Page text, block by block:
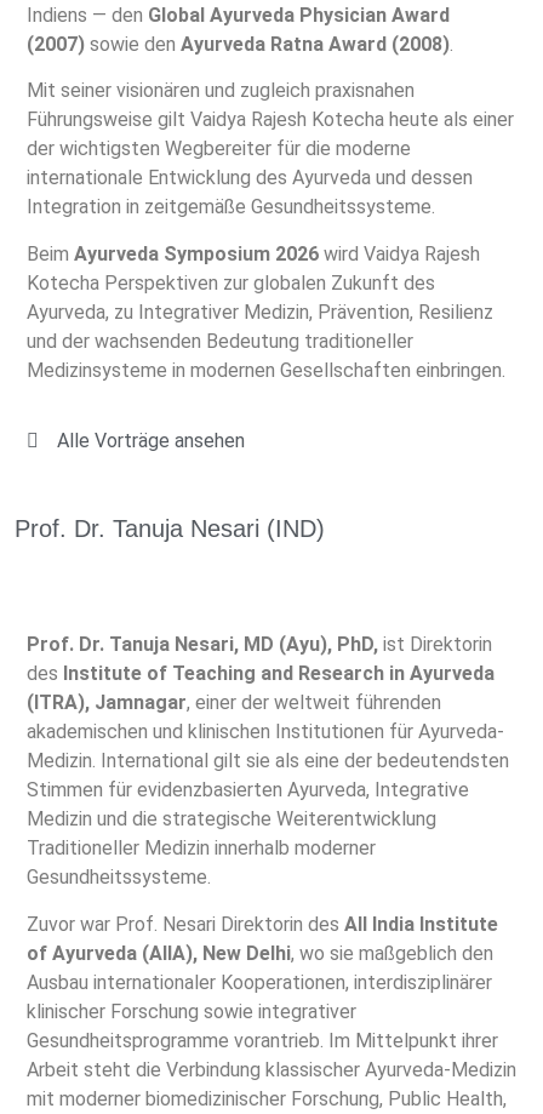
Indiens — den Global Ayurveda Physician Award
(2007)sowie den Ayurveda Ratna Award (2008).
Mit seiner visionären und zugleich praxisnahen
Führungsweise gilt Vaidya Rajesh Kotecha heute als einer
der wichtigsten Wegbereiter für die moderne
internationale Entwicklung des Ayurveda und dessen
Integration in zeitgemäße Gesundheitssysteme.
Beim Ayurveda Symposium 2026wird Vaidya Rajesh
Kotecha Perspektiven zur globalen Zukunft des
Ayurveda, zu Integrativer Medizin, Prävention, Resilienz
und der wachsenden Bedeutung traditioneller
Medizinsysteme in modernen Gesellschaften einbringen.
Alle Vorträge ansehen
Prof. Dr. Tanuja Nesari (IND)
Prof. Dr. Tanuja Nesari, MD (Ayu), PhD,ist Direktorin
des Institute of Teaching and Research in Ayurveda
(ITRA), Jamnagar, einer der weltweit führenden
akademischen und klinischen Institutionen für Ayurveda-
Medizin. International gilt sie als eine der bedeutendsten
Stimmen für evidenzbasierten Ayurveda, Integrative
Medizin und die strategische Weiterentwicklung
Traditioneller Medizin innerhalb moderner
Gesundheitssysteme.
Zuvor war Prof. Nesari Direktorin des All India Institute
of Ayurveda (AIIA), New Delhi, wo sie maßgeblich den
Ausbau internationaler Kooperationen, interdisziplinärer
klinischer Forschung sowie integrativer
Gesundheitsprogramme vorantrieb. Im Mittelpunkt ihrer
Arbeit steht die Verbindung klassischer Ayurveda-Medizin
mit moderner biomedizinischer Forschung, Public Health,